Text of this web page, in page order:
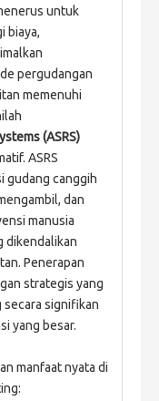
untuk
biaya,
pergudangan
memenuhi
(ASRS)
ASRS
gudang canggih
dan
manusia
dikendalikan
Penerapan
strategis yang
secara signifikan
yang besar.
manfaat nyata di